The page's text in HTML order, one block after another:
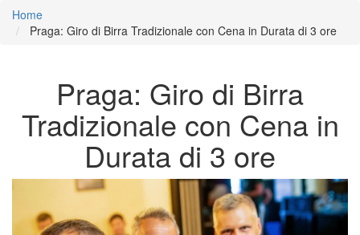
Home
Praga: Giro di Birra Tradizionale con Cena in Durata di 3 ore
Praga: Giro di Birra
Tradizionale con Cena in
Durata di 3 ore